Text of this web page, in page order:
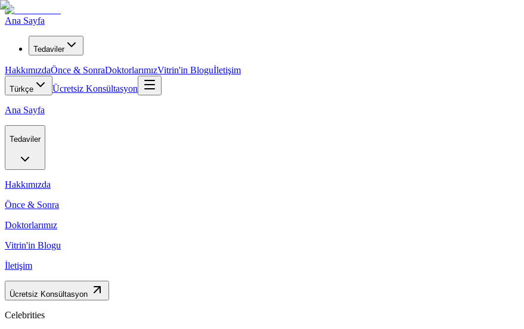
Ana Sayfa
Tedaviler
HakkımızdaÖnce & SonraDoktorlarımızVitrin'in Bloguİletişim
Türkçe Ücretsiz Konsültasyon
Ana Sayfa
Tedaviler
Hakkımızda
Önce & Sonra
Doktorlarımız
Vitrin'in Blogu
İletişim
Ücretsiz Konsültasyon
Celebrities